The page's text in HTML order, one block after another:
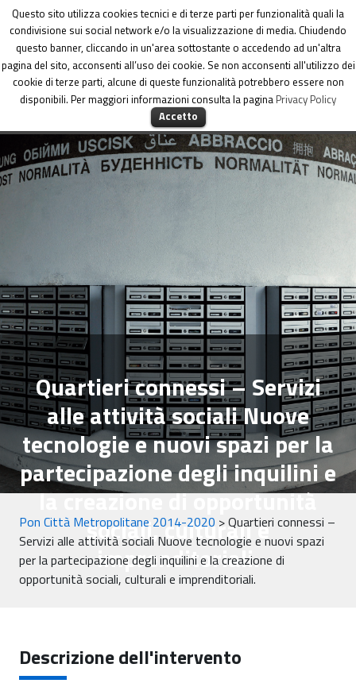
Dipartimento per le Politiche di coesione
Quartieri connessi – Servizi
alle attività sociali Nuove
tecnologie e nuovi spazi per la
partecipazione degli inquilini e
la creazione di opportunità
sociali, culturali e
imprenditoriali.
Pon Città Metropolitane 2014-2020 >Quartieri connessi –
Servizi alle attività sociali Nuove tecnologie e nuovi spazi
per la partecipazione degli inquilini e la creazione di
opportunità sociali, culturali e imprenditoriali.
Descrizione dell'intervento
Questo sito utilizza cookies tecnici e di terze parti per funzionalità quali la
condivisione sui social network e/o la visualizzazione di media. Chiudendo
questo banner, cliccando in un'area sottostante o accedendo ad un'altra
pagina del sito, acconsenti all’uso dei cookie. Se non acconsenti all'utilizzo dei
cookie di terze parti, alcune di queste funzionalità potrebbero essere non
disponibili. Per maggiori informazioni consulta la pagina Privacy Policy
Accetto